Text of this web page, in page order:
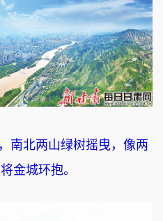
南北两山绿树摇曳，像两
金城环抱。